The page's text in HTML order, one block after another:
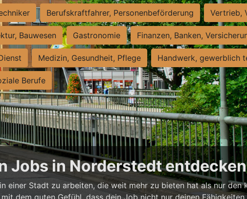
Berufskraftfahrer, Personenbeförderung Vertrieb,
Bauwesen Gastronomie Finanzen, Banken,
Medizin, Gesundheit, Pflege Handwerk, gewerblich
Berufe
Jobs in Norderstedt entdecken
einer Stadt zu arbeiten, die weit mehr zu bieten hat als nur den